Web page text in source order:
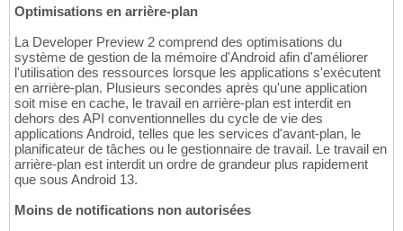
Optimisations en arrière-plan
La Developer Preview 2 comprend des optimisations du
système de gestion de la mémoire d'Android afin d'améliorer
l'utilisation des ressources lorsque les applications s'exécutent
en arrière-plan. Plusieurs secondes après qu'une application
soit mise en cache, le travail en arrière-plan est interdit en
dehors des API conventionnelles du cycle de vie des
applications Android, telles que les services d'avant-plan, le
planificateur de tâches ou le gestionnaire de travail. Le travail en
arrière-plan est interdit un ordre de grandeur plus rapidement
que sous Android 13.
Moins de notifications non autorisées